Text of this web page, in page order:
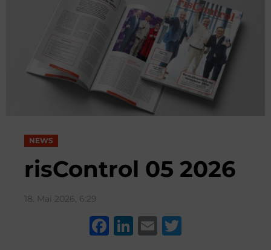
NEWS
risControl 05 2026
18. Mai 2026, 6:29
F
Li
E